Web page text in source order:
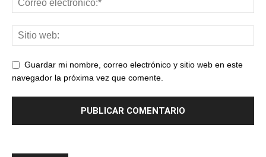
Guardar mi nombre, correo electrónico y sitio web en este
navegador la próxima vez que comente.